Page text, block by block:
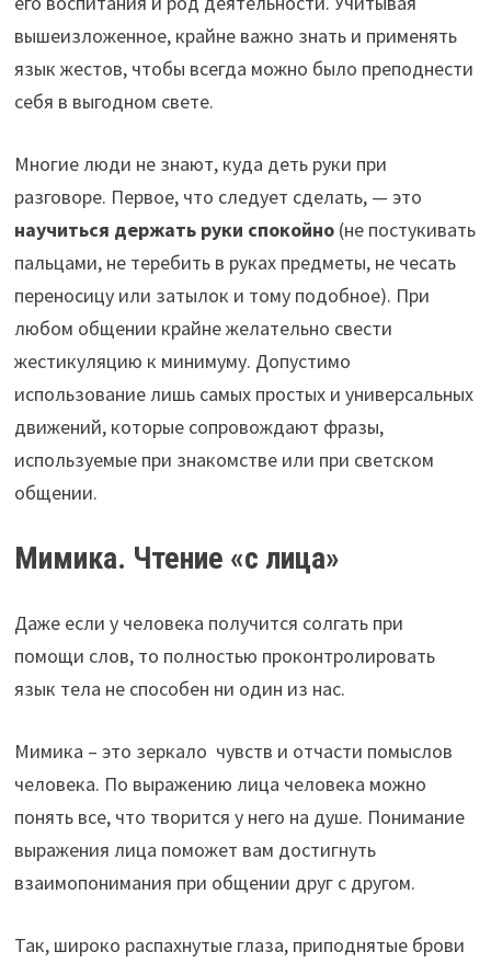
вышеизложенное, крайне важно знать и применять
язык жестов, чтобы всегда можно было преподнести
себя в выгодном свете.
Многие люди не знают, куда деть руки при
разговоре. Первое, что следует сделать, — это
научиться держать руки спокойно(не постукивать
пальцами, не теребить в руках предметы, не чесать
переносицу или затылок и тому подобное). При
любом общении крайне желательно свести
жестикуляцию к минимуму. Допустимо
использование лишь самых простых и универсальных
движений, которые сопровождают фразы,
используемые при знакомстве или при светском
общении.
Мимика. Чтение «с лица»
Даже если у человека получится солгать при
помощи слов, то полностью проконтролировать
язык тела не способен ни один из нас.
Мимика – это зеркало чувств и отчасти помыслов
человека. По выражению лица человека можно
понять все, что творится у него на душе. Понимание
выражения лица поможет вам достигнуть
взаимопонимания при общении друг с другом.
Так, широко распахнутые глаза, приподнятые брови